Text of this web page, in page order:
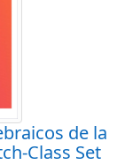
de la
Class Set